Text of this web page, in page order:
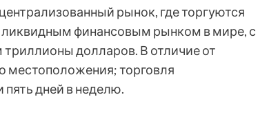
рынок, где торгуются
финансовым рынком в мире, с
долларов. В отличие от
местоположения; торговля
пять дней в неделю.